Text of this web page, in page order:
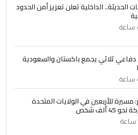
يرد على صدام حسين سل
(نص كامل)
5
من عصابة علي ماما يسقط
للعراق ومن اصول عريقة
يرد على صدام حسين سل
(نص كامل)
الحديثة.. الداخلية تعلن تعزيز أمن الحدود
دفاعي ثلاثي يجمع باكستان والسعودية
مسيرة للأربعين في الولايات المتحدة
45 ألف شخص